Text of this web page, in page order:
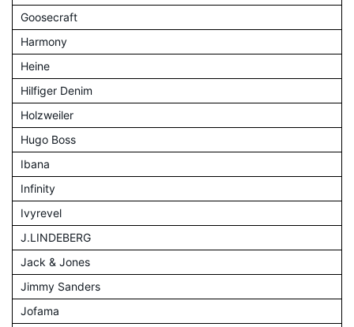
Goosecraft
Harmony
Heine
Hilfiger Denim
Holzweiler
Hugo Boss
Ibana
Infinity
Ivyrevel
J.LINDEBERG
Jack & Jones
Jimmy Sanders
Jofama